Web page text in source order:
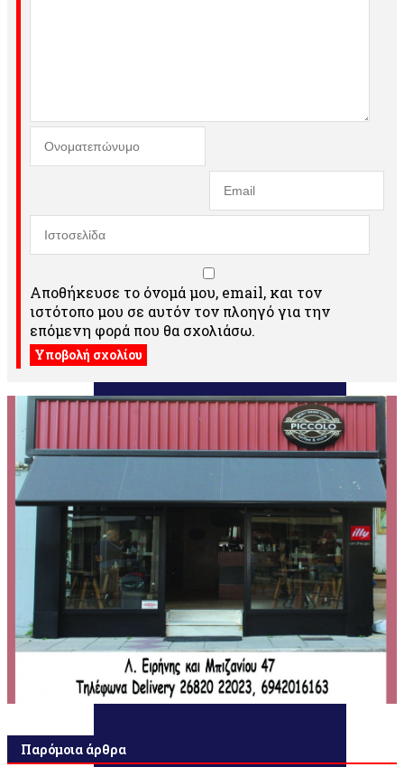
Αποθήκευσε το όνομά μου, email, και τον
ιστότοπο μου σε αυτόν τον πλοηγό για την
επόμενη φορά που θα σχολιάσω.
Παρόμοια άρθρα